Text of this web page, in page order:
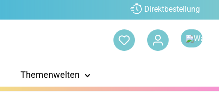
Direktbestellung
Themenwelten